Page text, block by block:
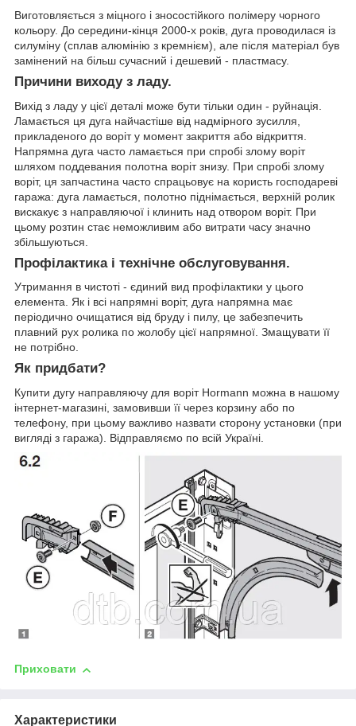
Виготовляється з міцного і зносостійкого полімеру чорного
кольору. До середини-кінця 2000-х років, дуга проводилася із
силуміну (сплав алюмінію з кремнієм), але після матеріал був
замінений на більш сучасний і дешевий - пластмасу.
Причини виходу з ладу.
Вихід з ладу у цієї деталі може бути тільки один - руйнація.
Ламається ця дуга найчастіше від надмірного зусилля,
прикладеного до воріт у момент закриття або відкриття.
Напрямна дуга часто ламається при спробі злому воріт
шляхом поддевания полотна воріт знизу. При спробі злому
воріт, ця запчастина часто спрацьовує на користь господареві
гаража: дуга ламається, полотно піднімається, верхній ролик
вискакує з направляючої і клинить над отвором воріт. При
цьому розтин стає неможливим або витрати часу значно
збільшуються.
Профілактика і технічне обслуговування.
Утримання в чистоті - єдиний вид профілактики у цього
елемента. Як і всі напрямні воріт, дуга напрямна має
періодично очищатися від бруду і пилу, це забезпечить
плавний рух ролика по жолобу цієї напрямної. Змащувати її
не потрібно.
Як придбати?
Купити дугу направляючу для воріт Hormann можна в нашому
інтернет-магазині, замовивши її через корзину або по
телефону, при цьому важливо назвати сторону установки (при
вигляді з гаража). Відправляємо по всій Україні.
Приховати
Характеристики